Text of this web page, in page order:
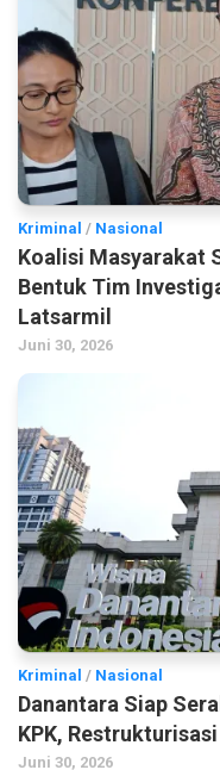
Kriminal / Nasional
Koalisi Masyarakat
Bentuk Tim
Latsarmil
Juni 30, 2026
Kriminal / Nasional
Danantara Siap
KPK,
Juni 30, 2026